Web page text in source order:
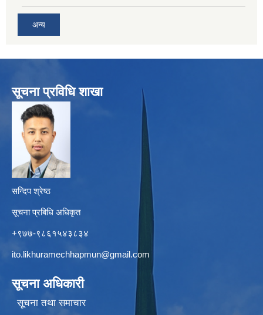
अन्य
सूचना प्रविधि शाखा
सन्दिप श्रेष्ठ
सूचना प्रबिधि अधिकृत
+९७७-९८६१५४३८३४
ito.likhuramechhapmun@gmail.com
सूचना अधिकारी
सूचना तथा समाचार